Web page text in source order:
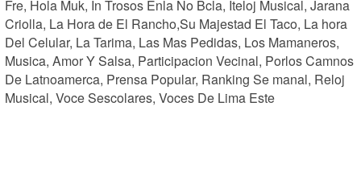
Fre, Hola Muk, In Trosos Enla No Bcla, Iteloj Musical, Jarana
Criolla, La Hora de El Rancho,Su Majestad El Taco, La hora
Del Celular, La Tarima, Las Mas Pedidas, Los Mamaneros,
Musica, Amor Y Salsa, Participacion Vecinal, Porlos Camnos
De Latnoamerca, Prensa Popular, Ranking Se manal, Reloj
Musical, Voce Sescolares, Voces De Lima Este